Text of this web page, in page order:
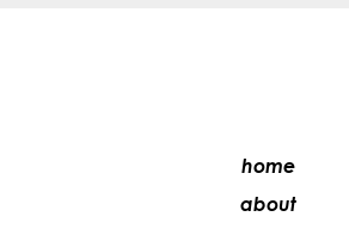
home
about